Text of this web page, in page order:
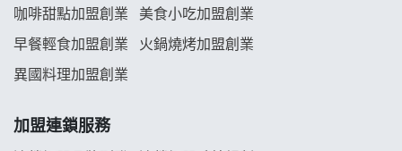
龍涎居好湯加盟說明會
舒油頭加盟說明會
咖啡甜點加盟創業
美食小吃加盟創業
早餐輕食加盟創業
火鍋燒烤加盟創業
異國料理加盟創業
加盟連鎖服務